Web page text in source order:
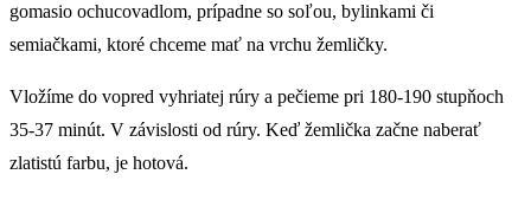
gomasio ochucovadlom, prípadne so soľou, bylinkami či
semiačkami, ktoré chceme mať na vrchu žemličky.
Vložíme do vopred vyhriatej rúry a pečieme pri 180-190 stupňoch
35-37 minút. V závislosti od rúry. Keď žemlička začne naberať
zlatistú farbu, je hotová.